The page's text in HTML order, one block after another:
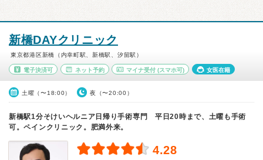
新橋DAYクリニック
東京都港区新橋（内幸町駅、新橋駅、汐留駅）
電子決済可 ネット予約 マイナ受付 (スマホ可) 女医在籍
土曜（〜18:00） 夜（〜20:00）
新橋駅1分そけいヘルニア日帰り手術専門 平日20時まで、土曜も手術
可。ペインクリニック。肥満外来。
4.28